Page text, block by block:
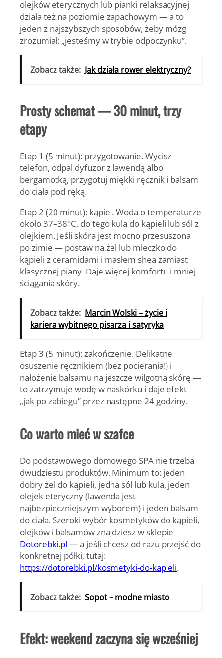
olejków eterycznych lub pianki relaksacyjnej
działa też na poziomie zapachowym — a to
jeden z najszybszych sposobów, żeby mózg
zrozumiał: „jesteśmy w trybie odpoczynku”.
Zobacz także: Jak działa rower elektryczny?
Prosty schemat — 30 minut, trzy
etapy
Etap 1 (5 minut): przygotowanie. Wycisz
telefon, odpal dyfuzor z lawendą albo
bergamotką, przygotuj miękki ręcznik i balsam
do ciała pod ręką.
Etap 2 (20 minut): kąpiel. Woda o temperaturze
około 37–38°C, do tego kula do kąpieli lub sól z
olejkiem. Jeśli skóra jest mocno przesuszona
po zimie — postaw na żel lub mleczko do
kąpieli z ceramidami i masłem shea zamiast
klasycznej piany. Daje więcej komfortu i mniej
ściągania skóry.
Zobacz także: Marcin Wolski – życie i
kariera wybitnego pisarza i satyryka
Etap 3 (5 minut): zakończenie. Delikatne
osuszenie ręcznikiem (bez pocierania!) i
nałożenie balsamu na jeszcze wilgotną skórę —
to zatrzymuje wodę w naskórku i daje efekt
„jak po zabiegu” przez następne 24 godziny.
Co warto mieć w szafce
Do podstawowego domowego SPA nie trzeba
dwudziestu produktów. Minimum to: jeden
dobry żel do kąpieli, jedna sól lub kula, jeden
olejek eteryczny (lawenda jest
najbezpieczniejszym wyborem) i jeden balsam
do ciała. Szeroki wybór kosmetyków do kąpieli,
olejków i balsamów znajdziesz w sklepie
Dotorebki.pl — a jeśli chcesz od razu przejść do
konkretnej półki, tutaj:
https://dotorebki.pl/kosmetyki-do-kapieli.
Zobacz także: Sopot – modne miasto
Efekt: weekend zaczyna się wcześniej